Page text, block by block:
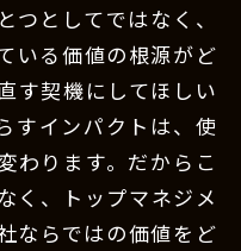
つとしてではなく、
いる価値の根源がど
す契機にしてほしい
すインパクトは、使
わります。だからこ
く、トップマネジメ
ならではの価値をど